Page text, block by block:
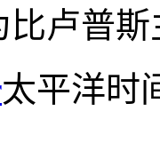
比卢普
太平洋时